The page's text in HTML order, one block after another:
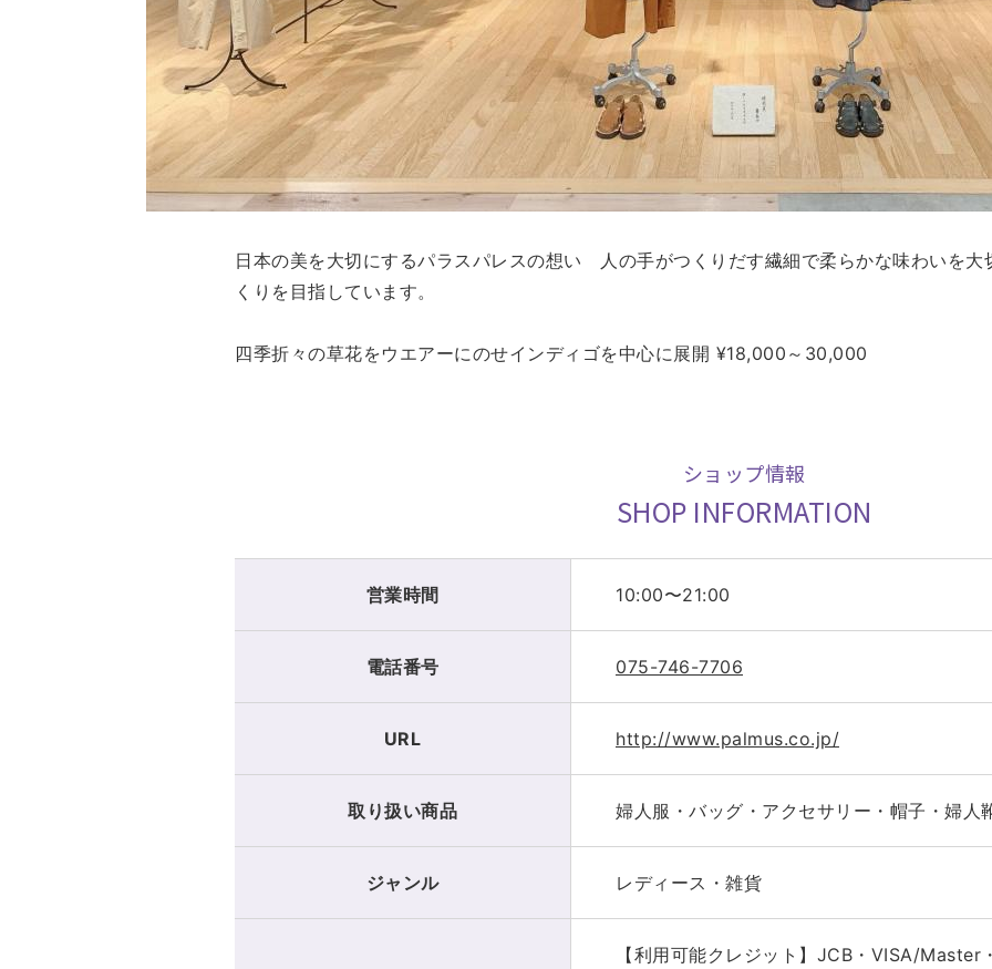
日本の美を大切にするパラスパレスの想い 人の手がつくりだす繊細で柔らかな味わいを大
くりを目指しています。
四季折々の草花をウエアーにのせインディゴを中心に展開 ¥18,000～30,000
ショップ情報
SHOP INFORMATION
営業時間 10:00〜21:00
電話番号 075-746-7706
URL http://www.palmus.co.jp/
取り扱い商品 婦人服・バッグ・アクセサリー・帽子・婦人
ジャンル レディース・雑貨
【利用可能クレジット】JCB・VISA/Master